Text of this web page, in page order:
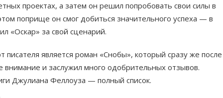
проектах, а затем он решил попробовать свои силы в
поприще он смог добиться значительного успеха — в
«Оскар» за свой сценарий.
писателя является роман «Снобы», который сразу же после
внимание и заслужил много одобрительных отзывов.
Джулиана Феллоуза — полный список.